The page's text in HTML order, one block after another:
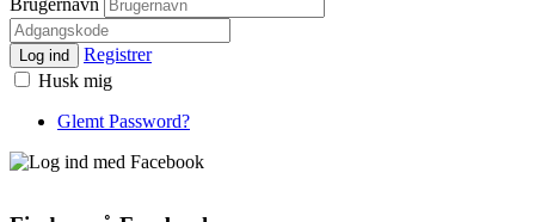
Brugernavn
Log ind
Registrer
Husk mig
Glemt Password?